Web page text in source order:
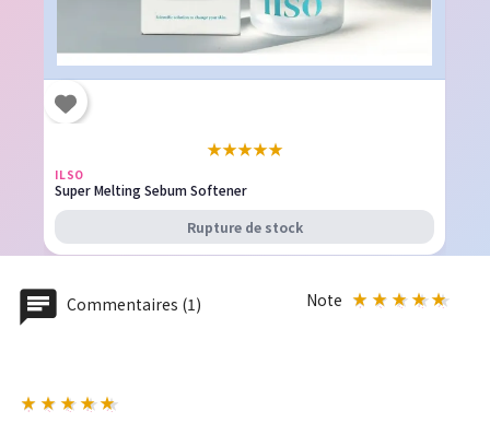
★★★★★
ILSO
Super Melting Sebum Softener
Rupture de stock
Commentaires (1) Note